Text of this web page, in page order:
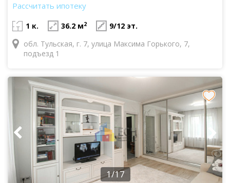
Рассчитать ипотеку
1 к. 36.2 м2
9/12 эт.
обл. Тульская, г. 7, улица Максима Горького, 7,
подъезд 1
1/17